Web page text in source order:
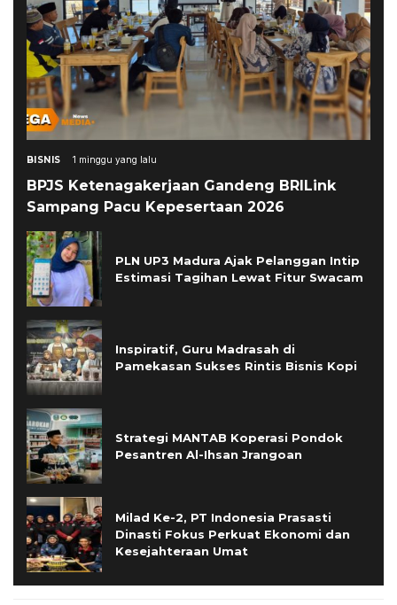
BISNIS 1 minggu yang lalu
BPJS Ketenagakerjaan Gandeng BRILink
Sampang Pacu Kepesertaan 2026
PLN UP3 Madura Ajak Pelanggan Intip
Estimasi Tagihan Lewat Fitur Swacam
Inspiratif, Guru Madrasah di
Pamekasan Sukses Rintis Bisnis Kopi
Strategi MANTAB Koperasi Pondok
Pesantren Al-Ihsan Jrangoan
Milad Ke-2, PT Indonesia Prasasti
Dinasti Fokus Perkuat Ekonomi dan
Kesejahteraan Umat